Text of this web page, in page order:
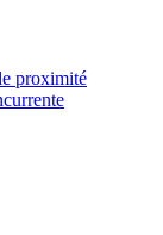
proximité